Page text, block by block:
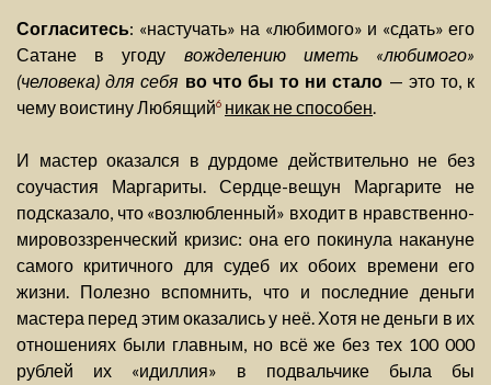
Согласитесь: «настучать» на «любимого» и «сдать» его
Сатане в угоду вожделению иметь «любимого»
(человека) для себя во что бы то ни стало — это то, к
чему воистину Любящий6 никак не способен.
И мастер оказался в дурдоме действительно не без
соучастия Маргариты. Сердце-вещун Маргарите не
подсказало, что «возлюбленный» входит в нравственно-
мировоззренческий кризис: она его покинула накануне
самого критичного для судеб их обоих времени его
жизни. Полезно вспомнить, что и последние деньги
мастера перед этим оказались у неё. Хотя не деньги в их
отношениях были главным, но всё же без тех 100 000
рублей их «идиллия» в подвальчике была бы